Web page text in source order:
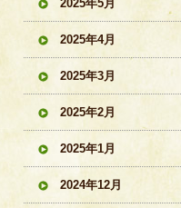
2025年5月
2025年4月
2025年3月
2025年2月
2025年1月
2024年12月